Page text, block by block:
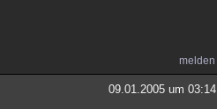
melden
09.01.2005 um 03:14